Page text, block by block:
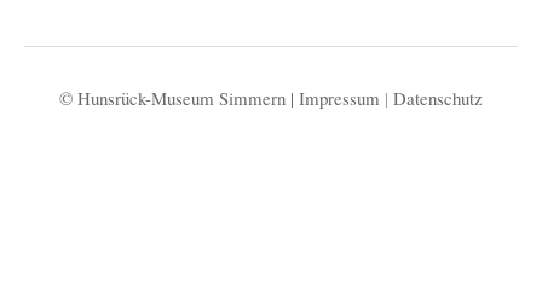
© Hunsrück-Museum Simmern | Impressum | Datenschutz